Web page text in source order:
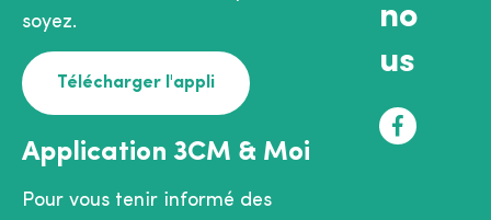
soyez.
Télécharger l'appli
Application 3CM & Moi
Pour vous tenir informé des
no
us
F